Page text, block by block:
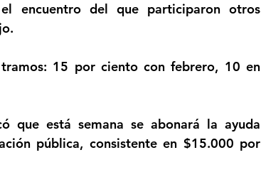
el encuentro del que participaron otros
15 por ciento con febrero, 10 en
que está semana se abonará la ayuda
pública, consistente en $15.000 por